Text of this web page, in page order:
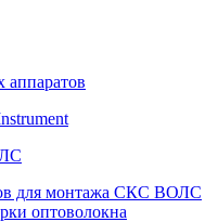
аппаратов
для монтажа СКС ВОЛС
оптоволокна